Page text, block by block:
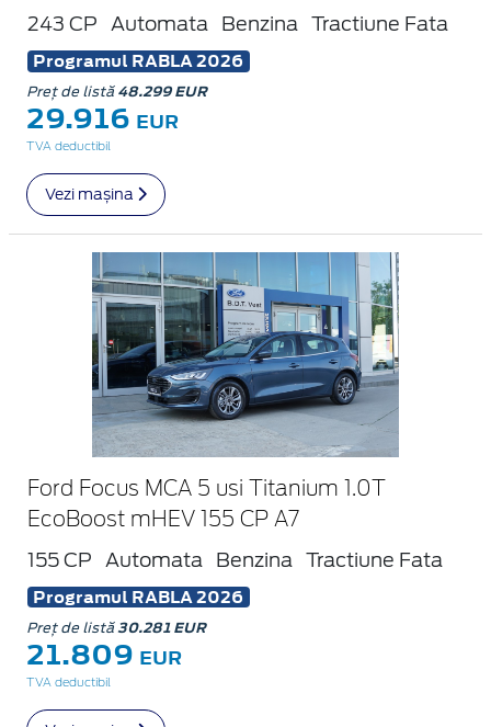
243 CP Automata Benzina Tractiune Fata
Programul RABLA 2026
Preț de listă48.299 EUR
29.916 EUR
TVA deductibil
Vezi mașina
Ford Focus MCA 5 usi Titanium 1.0T
EcoBoost mHEV 155 CP A7
155 CP Automata Benzina
Tractiune Fata
Programul RABLA 2026
Preț de listă30.281 EUR
21.809 EUR
TVA deductibil